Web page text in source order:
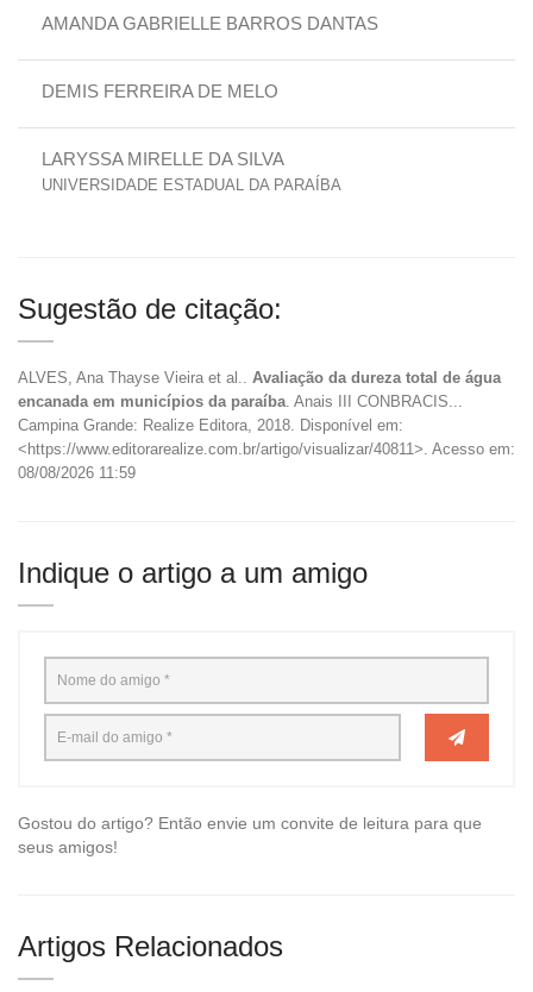
AMANDA GABRIELLE BARROS DANTAS
DEMIS FERREIRA DE MELO
LARYSSA MIRELLE DA SILVA
UNIVERSIDADE ESTADUAL DA PARAÍBA
Sugestão de citação:
ALVES, Ana Thayse Vieira et al.. Avaliação da dureza total de água
encanada em municípios da paraíba . Anais III CONBRACIS...
Campina Grande: Realize Editora, 2018. Disponível em:
<https://www.editorarealize.com.br/artigo/visualizar/40811>. Acesso em:
08/08/2026 11:59
Indique o artigo a um amigo
Gostou do artigo? Então envie um convite de leitura para que
seus amigos!
Artigos Relacionados